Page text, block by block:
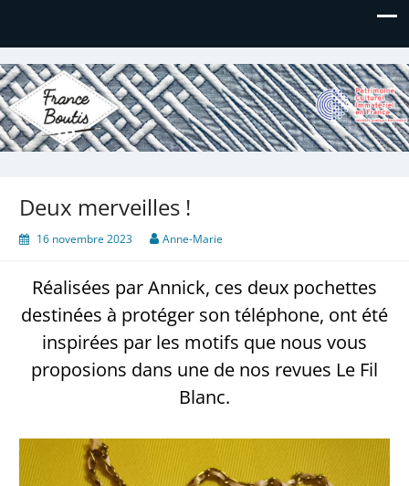
France Boutis
Le site de France Boutis
Deux merveilles !
16 novembre 2023 Anne-Marie
Réalisées par Annick, ces deux pochettes
destinées à protéger son téléphone, ont été
inspirées par les motifs que nous vous
proposions dans une de nos revues Le Fil
Blanc.